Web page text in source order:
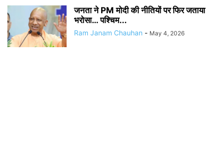
जनता ने PM मोदी की नीतियों पर फिर जताया
भरोसा… पश्चिम...
Ram Janam Chauhan - May 4, 2026